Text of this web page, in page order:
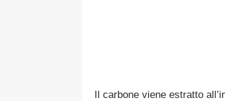
Il carbone viene estratto